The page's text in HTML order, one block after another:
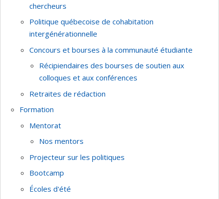
chercheurs
Politique québecoise de cohabitation
intergénérationnelle
Concours et bourses à la communauté étudiante
Récipiendaires des bourses de soutien aux
colloques et aux conférences
Retraites de rédaction
Formation
Mentorat
Nos mentors
Projecteur sur les politiques
Bootcamp
Écoles d'été